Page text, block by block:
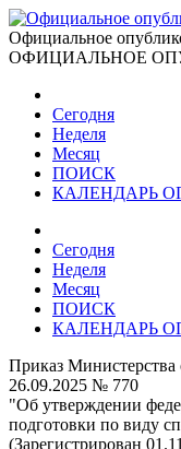
Официальное
ОФИЦИАЛЬНОЕ
Сегодня
Неделя
Месяц
ПОИСК
КАЛЕНДАРЬ
Сегодня
Неделя
Месяц
ПОИСК
КАЛЕНДАРЬ
Приказ Министерства
26.09.2025 № 770
"Об утверждении
подготовки по виду
(Зарегистрирован